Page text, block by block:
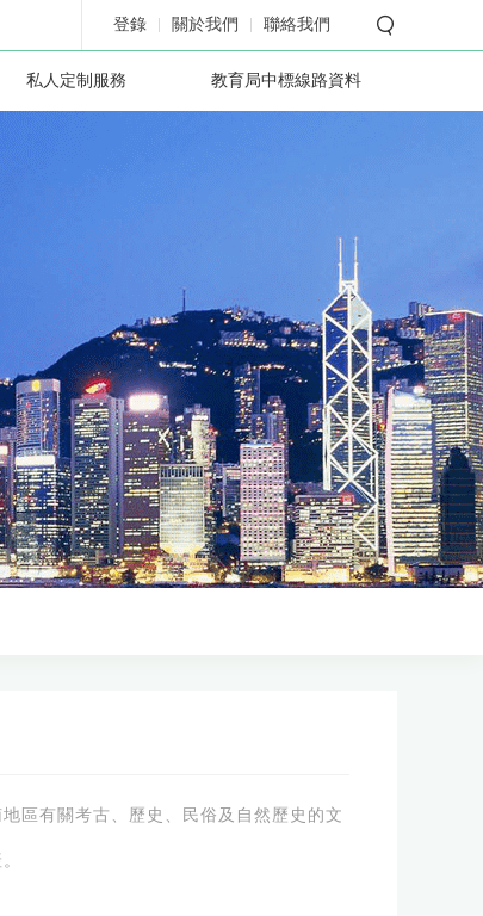
登錄 關於我們 聯絡我們
私人定制服務 教育局中標線路資料
區有關考古、歷史、民俗及自然歷史的文